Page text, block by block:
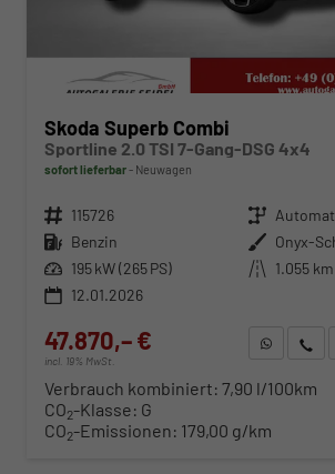
Skoda Superb Combi
Sportline 2.0 TSI 7-Gang-DSG 4x4
sofort lieferbar Neuwagen
Fahrzeugnr. 115726 Getriebe
Kraftstoff Benzin Außenfarbe Onyx-
Leistung 195 kW (265 PS) Kilometerstand 1.055 km
12.01.2026
47.870,– €
incl. 19% MwSt.
Verbrauch kombiniert: 7,90 l/100km
CO2-Klasse: G
CO2-Emissionen: 179,00 g/km